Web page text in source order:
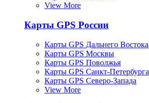
View More
Карты GPS России
Карты GPS Дальнего Востока
Карты GPS Москвы
Карты GPS Поволжья
Карты GPS Санкт-Петербурга
Карты GPS Северо-Запада
View More